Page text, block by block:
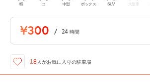
軽 コ 中型 ボックス SUV 大型車
¥300 / 24 時間
18 人がお気に入りの駐車場